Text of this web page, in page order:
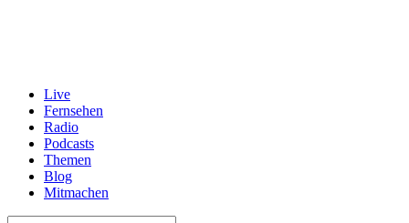
Live
Fernsehen
Radio
Podcasts
Themen
Blog
Mitmachen